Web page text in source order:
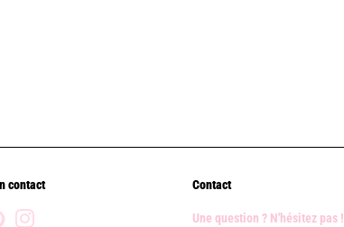
contact
Pinterest
Contact
Une question ? N'hésitez pas !